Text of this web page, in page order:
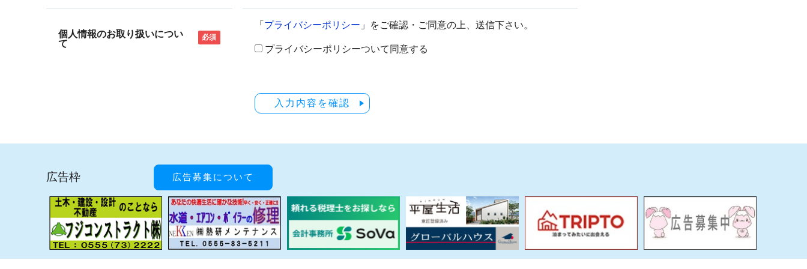
個人情報のお取り扱いについ
て
必須
「 プライバシーポリシー 」をご確認・ご同意の上、送信下さい。
プライバシーポリシーついて同意する
入力内容を確認
広告枠 広告募集について